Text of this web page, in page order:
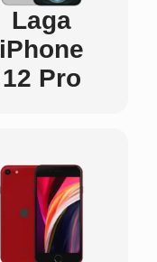
Laga
iPhone
12 Pro